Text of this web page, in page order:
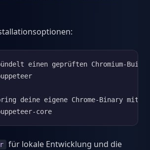
einen geprüften Chromium-Build
deine eigene Chrome-Binary
core
für lokale Entwicklung und die